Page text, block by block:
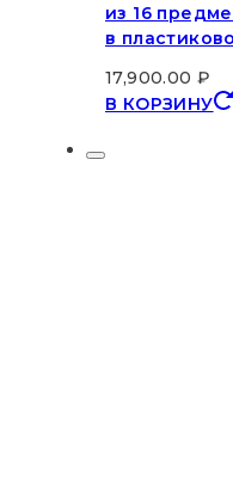
из 16
в
17,900.00₽
В КОРЗИНУ